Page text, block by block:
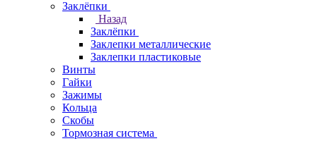
Заклёпки
Назад
Заклёпки
Заклепки металлические
Заклепки пластиковые
Винты
Гайки
Зажимы
Кольца
Скобы
Тормозная система